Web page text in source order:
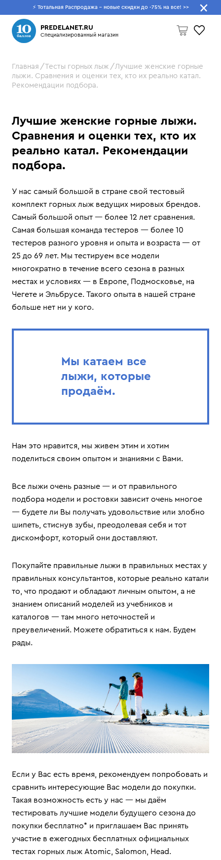
⚡ Тотальная Распродажа - новые скидки до -75% на все! >>
PREDELANET.RU
Специализированный магазин
Пусто
Что будем искать?
Главная Тесты горных лыж
Лучшие женские горные
лыжи. Сравнения и оценки тех, кто их реально катал.
Рекомендации подбора.
Лучшие женские горные лыжи.
Сравнения и оценки тех, кто их
реально катал. Рекомендации
подбора.
У нас самый большой в стране свой тестовый
комплект горных лыж ведущих мировых брендов.
Самый большой опыт — более 12 лет сравнения.
Самая большая команда тестеров — более 10
тестеров разного уровня и опыта и возраста — от
25 до 69 лет. Мы тестируем все модели
многократно в течение всего сезона в разных
местах и условиях — в Европе, Подмосковье, на
Чегете и Эльбрусе. Такого опыта в нашей стране
больше нет ни у кого.
Мы катаем все
лыжи, которые
продаём.
Нам это нравится, мы живем этим и хотим
поделиться своим опытом и знаниями с Вами.
Все лыжи очень разные — и от правильного
подбора модели и ростовки зависит очень многое
— будете ли Вы получать удовольствие или злобно
шипеть, стиснув зубы, преодолевая себя и тот
дискомфорт, который они доставляют.
Покупайте правильные лыжи в правильных местах у
правильных консультантов, которые реально катали
то, что продают и обладают личным опытом, а не
знанием описаний моделей из учебников и
каталогов — там много неточностей и
преувеличений. Можете обратиться к нам. Будем
рады.
Если у Вас есть время, рекомендуем попробовать и
сравнить интересующие Вас модели до покупки.
Такая возможность есть у нас — мы даём
тестировать лучшие модели будущего сезона до
покупки бесплатно* и приглашаем Вас принять
участие в ежегодных бесплатных официальных
тестах горных лыж Atomic, Salomon, Head.